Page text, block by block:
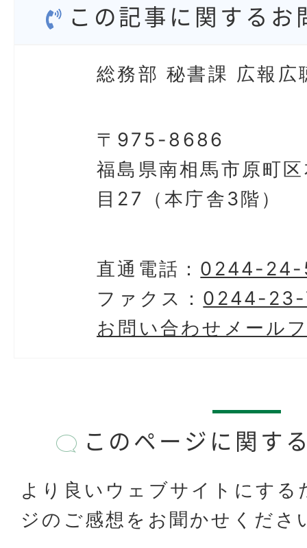
この記事に関するお
総務部 秘書課 広報広
〒975-8686
福島県南相馬市原町
目27（本庁舎3階）
直通電話： 0244-24-
ファクス： 0244-
お問い合わせメール
このページに関す
より良いウェブサイトにする
ジのご感想をお聞かせくださ